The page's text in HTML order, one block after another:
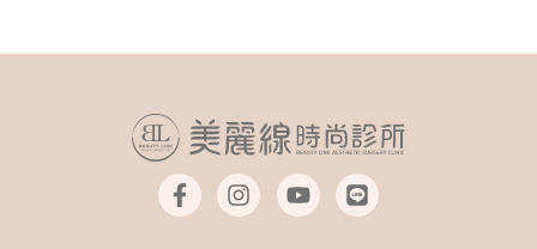
F
a
c
I
n
s
Y
o
u
L
i
n